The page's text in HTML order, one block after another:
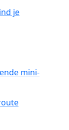
je
mini-